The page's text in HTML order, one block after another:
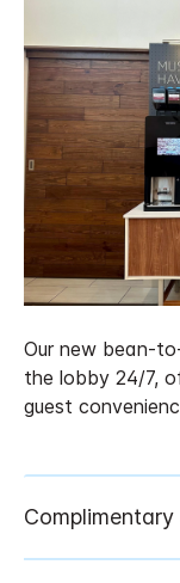
Our new bean-
the lobby 24/7,
guest